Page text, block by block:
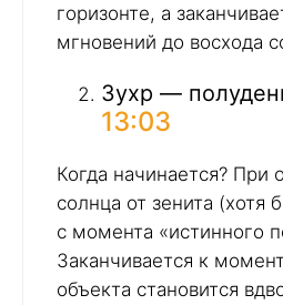
горизонте, а
мгновений до восхода
Зухр —
13:03
Когда начинается? При
солнца от зенита (хотя
с момента «истинного
Заканчивается к
объекта становится